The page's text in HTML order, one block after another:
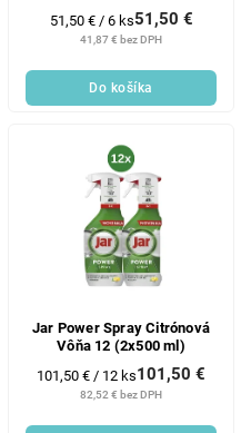
41,87 € bez DPH
51,50 €
Jednotková
cena:
51,50 € / 6 ks
Do košíka
Jar Power Spray Citrónová
Vôňa 12 (2x500 ml)
82,52 € bez DPH
101,50 €
Jednotková
101,50 € / 12 ks